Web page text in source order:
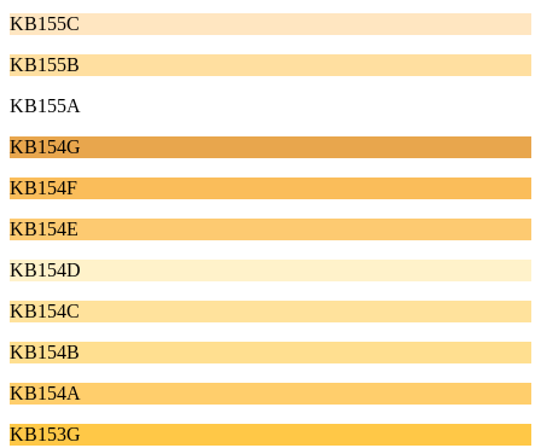
KB155C
KB155B
KB155A
KB154G
KB154F
KB154E
KB154D
KB154C
KB154B
KB154A
KB153G